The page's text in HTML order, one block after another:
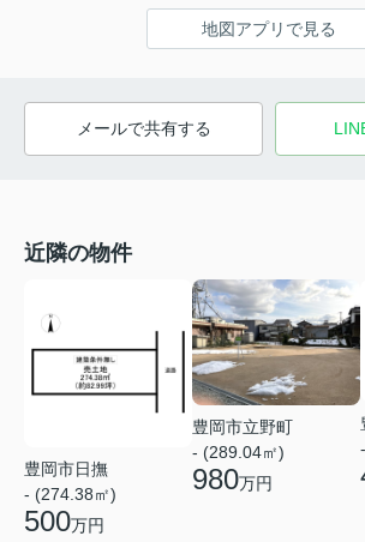
地図アプリで見る
メールで共有する
近隣の物件
豊岡市日撫
- (274.38㎡)
500万円
豊岡市立野町
- (289.04㎡)
980万円